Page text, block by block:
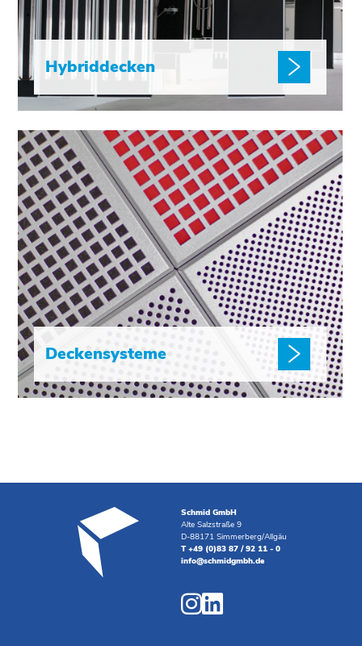
Hybriddecken
Deckensysteme
Schmid GmbH
Alte Salzstraße 9
D-88171 Simmerberg/Allgäu
T +49 (0)83 87 / 92 11 - 0
info@schmidgmbh.de